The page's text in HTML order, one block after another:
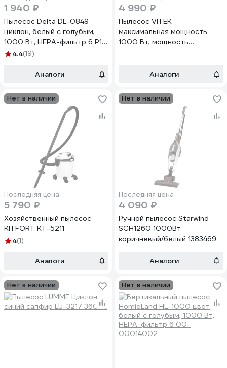
1 940 ₽
Пылесос Delta DL-0849
циклон, белый с голубым,
1000 Вт, HEPA-фильтр 6 Р1-
00004545
4.4(19)
Аналоги
4 990 ₽
Пылесос VITEK
максимальная мощность
1000 Вт, мощность
Аналоги
Нет в наличии
Последняя цена
5 790 ₽
Хозяйственный пылесос
KITFORT КТ-5211
4(1)
Аналоги
Нет в наличии
Последняя цена
4 090 ₽
Ручной пылесос Starwind
SCH1260 1000Вт
коричневый/белый 1383469
Аналоги
Нет в наличии Нет в наличии